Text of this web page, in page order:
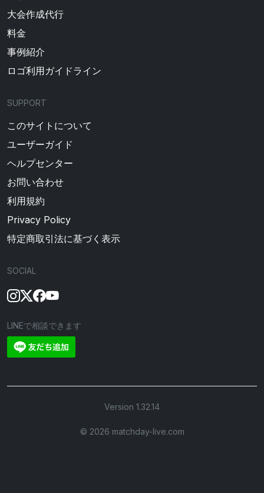
大会作成代行
料金
事例紹介
ロゴ利用ガイドライン
SUPPORT
このサイトについて
ユーザーガイド
ヘルプセンター
お問い合わせ
利用規約
Privacy Policy
特定商取引法に基づく表示
SOCIAL
LINEで相談できます
Version 1.32.14
©︎ 2026 matchday-live.com